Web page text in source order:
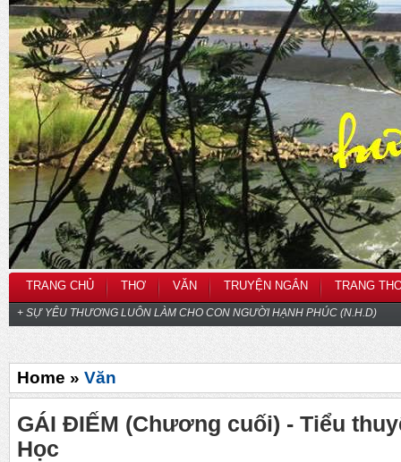
TRANG CHỦ THƠ VĂN TRUYỆN NGẮN TRANG
+ SỰ YÊU THƯƠNG LUÔN LÀM CHO CON NGƯỜI HẠNH PHÚC (N.H.D)
Home » Văn
GÁI ĐIẾM (Chương cuối) - Tiểu
Học